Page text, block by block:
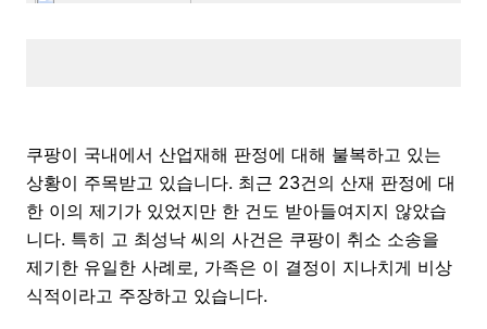
쿠팡이 국내에서 산업재해 판정에 대해 불복하고 있는
상황이 주목받고 있습니다. 최근 23건의 산재 판정에 대
한 이의 제기가 있었지만 한 건도 받아들여지지 않았습
니다. 특히 고 최성낙 씨의 사건은 쿠팡이 취소 소송을
제기한 유일한 사례로, 가족은 이 결정이 지나치게 비상
식적이라고 주장하고 있습니다.